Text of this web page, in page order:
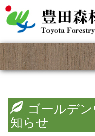
ゴールデ
知らせ